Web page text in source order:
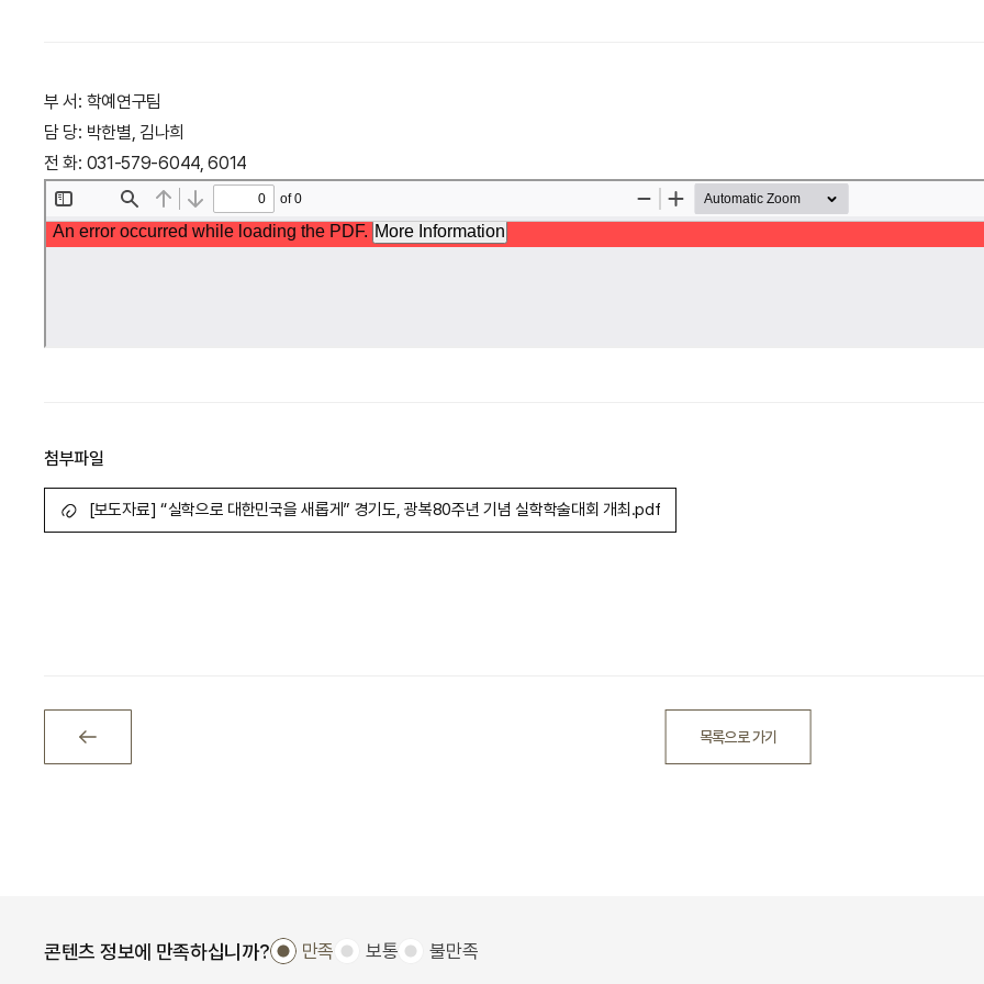
부 서 : 학예연구팀
담 당: 박한별, 김나희
전 화: 031-579-6044, 6014
첨부파일
[보도자료] “실학으로 대한민국을 새롭게” 경기도, 광복80주년 기념 실학학술대회 개최.pdf
목록으로 가기
콘텐츠 정보에 만족하십니까? 만족 보통 불만족